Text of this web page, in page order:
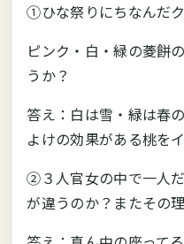
①ひな祭りにちなんだク
ピンク・白・緑の菱餅
うか？
答え：白は雪・緑は春
よけの効果がある桃を
②３人官女の中で一人
が違うのか？またその